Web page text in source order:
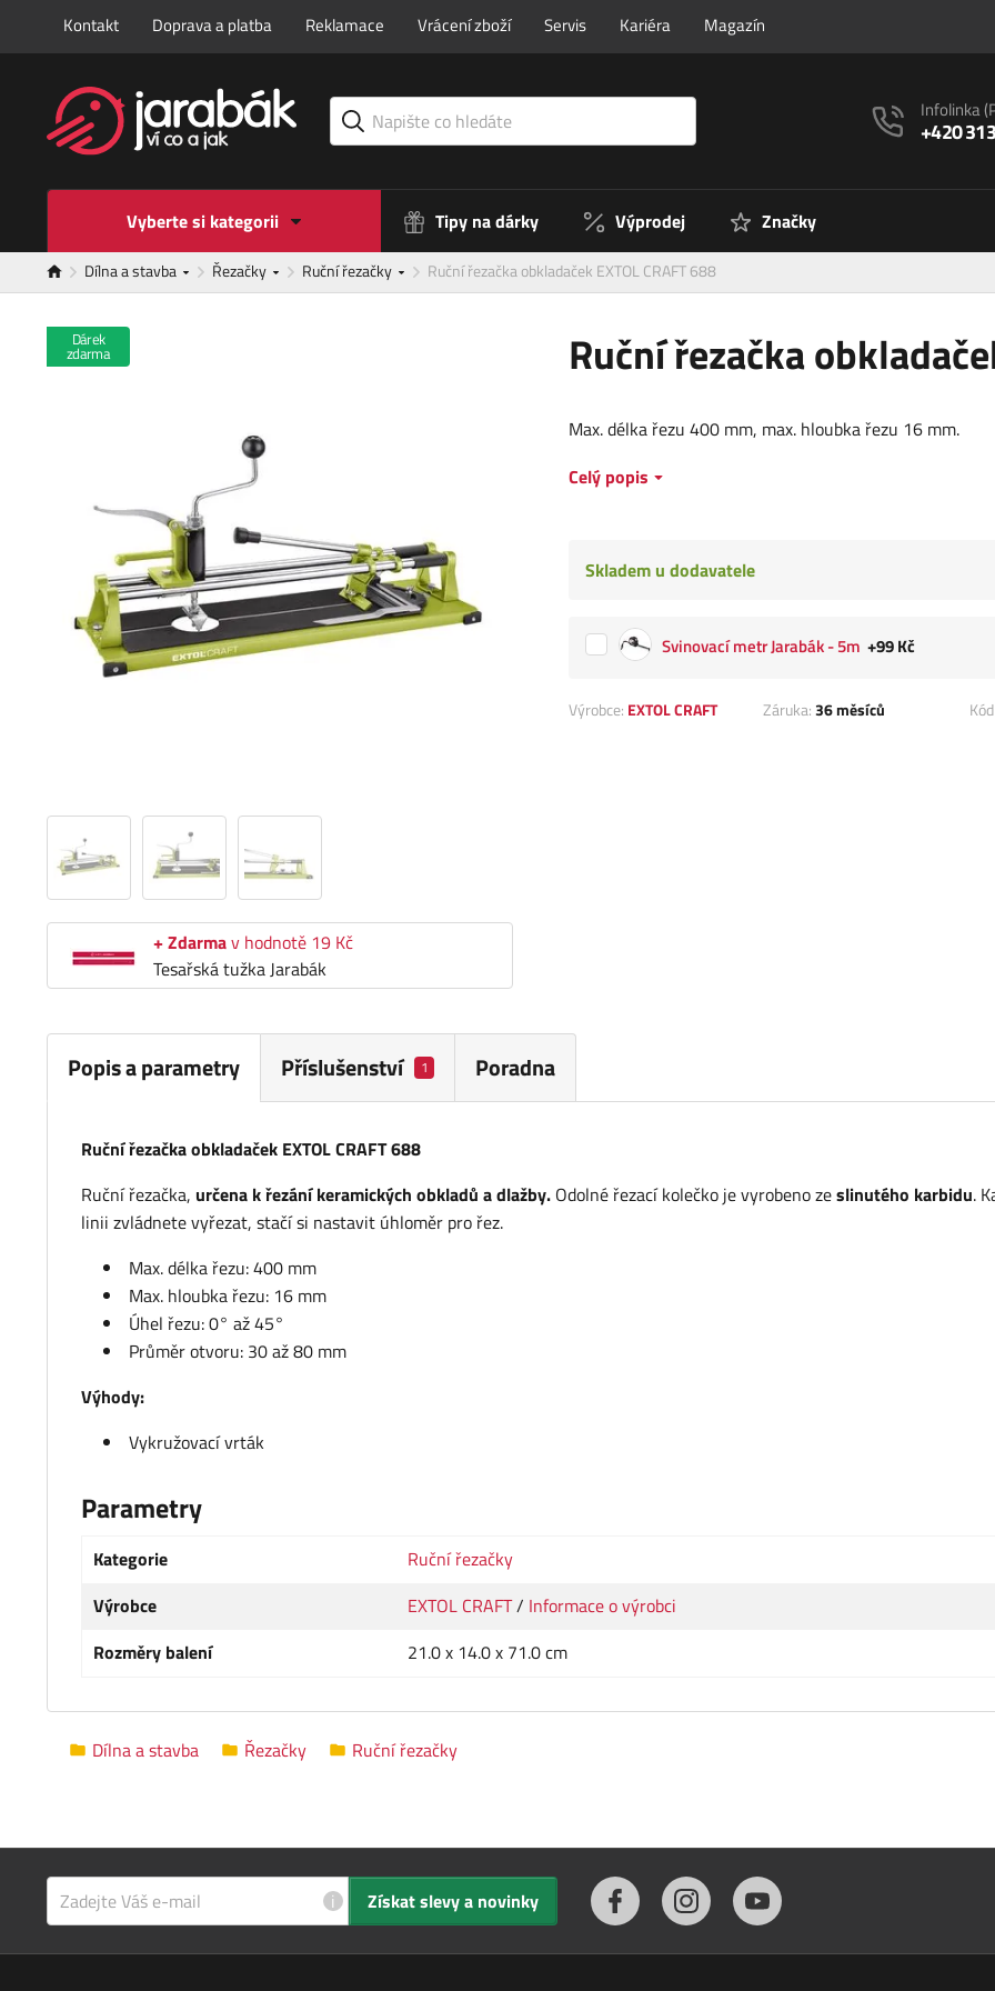
Kontakt Doprava a platba Reklamace Vrácení zboží Servis Kariéra Magazín
Infolinka
+420
Vyberte si kategorii Tipy na dárky Výprodej Značky
Dílna a stavba Řezačky Ruční řezačky Ruční řezačka obkladaček EXTOL CRAFT 688
Ruční řezačka
Dárek
zdarma
+ Zdarmav hodnotě 19 Kč
Tesařská tužka Jarabák
Max. délka řezu 400 mm, max. hloubka řezu 16 mm.
Celý popis
Skladem u dodavatele
Svinovací metr Jarabák - 5m +99 Kč
Výrobce: EXTOL CRAFT Záruka:36 měsíců
Popis a parametry Příslušenství 1 Poradna
Ruční řezačka obkladaček EXTOL CRAFT 688
Ruční řezačka, určena k řezání keramických obkladů a dlažby. Odolné řezací kolečko je vyrobeno zeslinutého karbidu.
linii zvládnete vyřezat, stačí si nastavit úhloměr pro řez.
Max. délka řezu: 400 mm
Max. hloubka řezu: 16 mm
Úhel řezu: 0° až 45°
Průměr otvoru: 30 až 80 mm
Výhody:
Vykružovací vrták
Parametry
Kategorie
Ruční řezačky
Výrobce
EXTOL CRAFT/ Informace o výrobci
Rozměry balení
21.0 x 14.0 x 71.0 cm
Dílna a stavba Řezačky Ruční řezačky
i Získat slevy a novinky